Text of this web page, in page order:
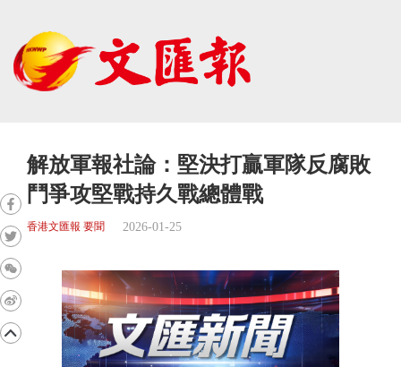
解放軍報社論：堅決打贏軍隊反腐敗
鬥爭攻堅戰持久戰總體戰
香港文匯報 要聞 2026-01-25